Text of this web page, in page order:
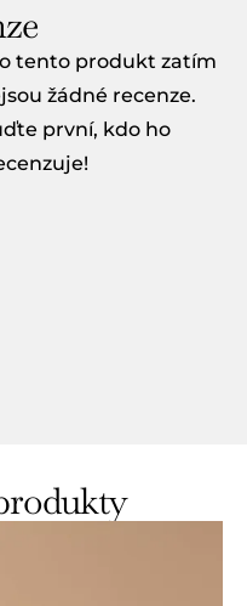
tento produkt zatím
žádné recenze.
první, kdo ho